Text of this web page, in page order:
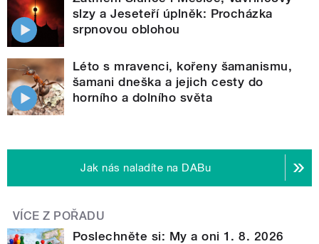
slzy a Jeseteří úplněk: Procházka
srpnovou oblohou
Léto s mravenci, kořeny šamanismu,
šamani dneška a jejich cesty do
horního a dolního světa
Jak nás naladíte na DABu
VÍCE Z POŘADU
Poslechněte si: My a oni 1. 8. 2026